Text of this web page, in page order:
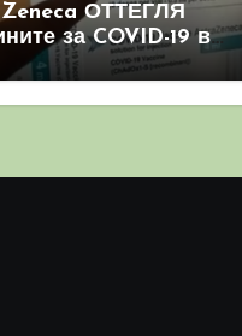
ОТТЕГЛЯ
за COVID-19 в
мащаб, след